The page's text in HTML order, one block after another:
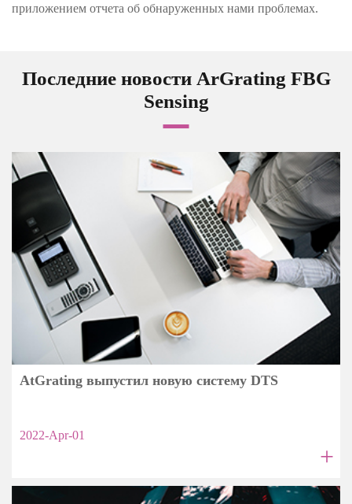
приложением отчета об обнаруженных нами проблемах.
Последние новости ArGrating FBG
Sensing
AtGrating выпустил новую систему DTS
2022-Apr-01
+